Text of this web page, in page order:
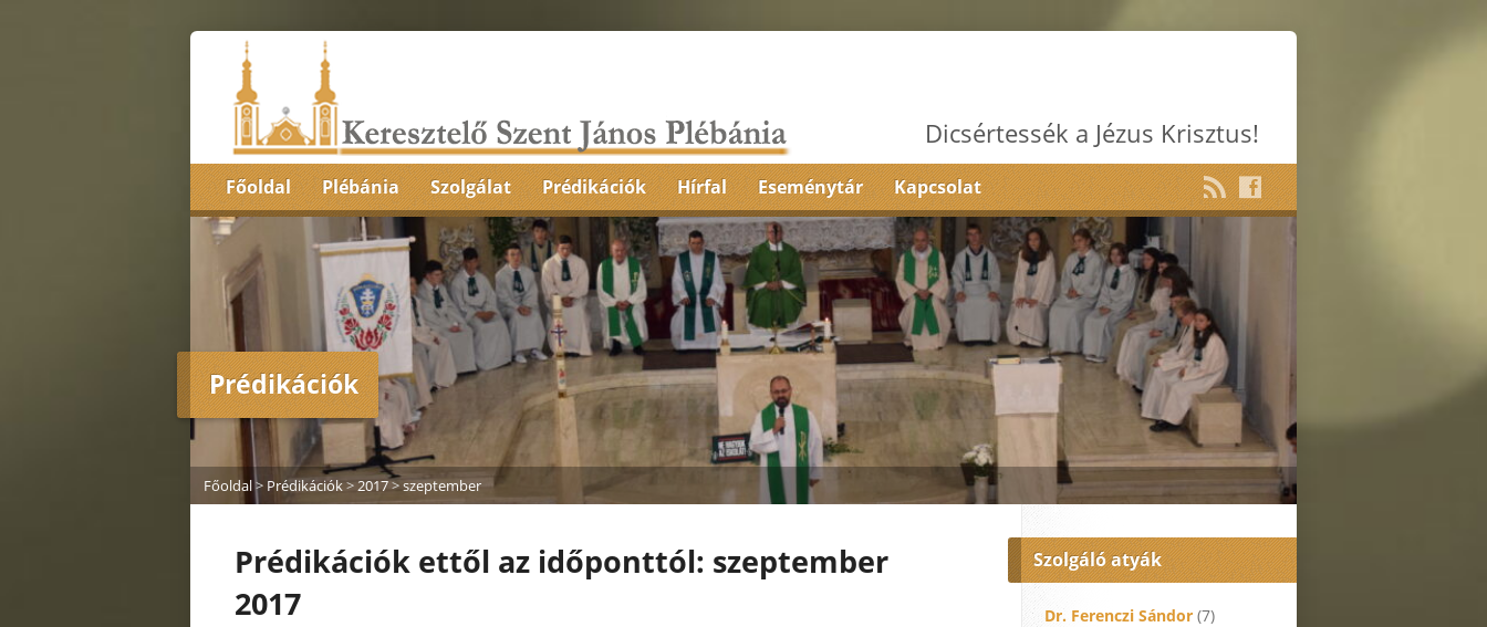
Dicsértessék a Jézus Krisztus!
Főoldal Plébánia Szolgálat Prédikációk Hírfal Eseménytár Kapcsolat
Prédikációk
Főoldal> Prédikációk>2017>szeptember
Prédikációk ettől az időponttól: szeptember
2017
Szolgáló atyák
Dr. Ferenczi Sándor (7)